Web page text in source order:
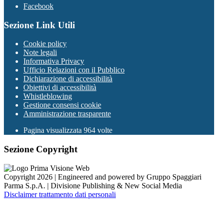
Facebook
Sezione Link Utili
Cookie policy
Note legali
Informativa Privacy
Ufficio Relazioni con il Pubblico
Dichiarazione di accessibilità
Obiettivi di accessibilità
Whistleblowing
Gestione consensi cookie
Amministrazione trasparente
Pagina visualizzata 964 volte
Sezione Copyright
Copyright 2026 | Engineered and powered by Gruppo Spaggiari
Parma S.p.A. | Divisione Publishing & New Social Media
Disclaimer trattamento dati personali